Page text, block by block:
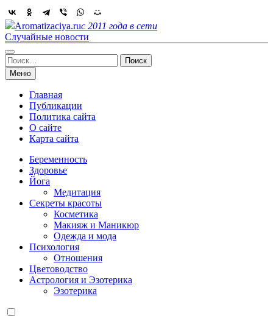
Skip
to
content
Aromatizaciya.ruс 2011 года в сети
Случайные новости
Найти:
Меню
Главная
Публикации
Политика сайта
О сайте
Карта сайта
Беременность
Здоровье
Йога
Медитация
Секреты красоты
Косметика
Макияж и Маникюр
Одежда и мода
Психология
Отношения
Цветоводство
Астрология и Эзотерика
Эзотерика